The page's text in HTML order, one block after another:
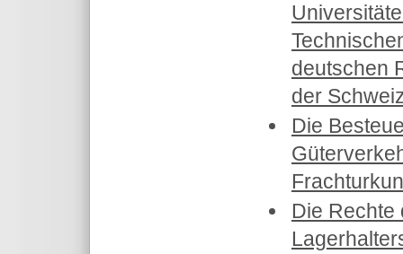
deutschen
der
Die
Die Rechte